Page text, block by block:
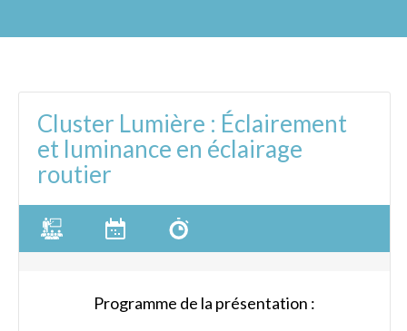
Cluster Lumière : Éclairement
et luminance en éclairage
routier
Programme de la présentation :